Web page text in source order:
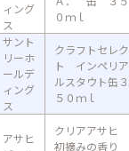
ィング
ス
０ｍｌ
サント
リーホ
ールデ
ィング
ス
クラフトセレク
ト インペリア
ルスタウト缶３
５０ｍｌ
アサヒ
クリアアサヒ
初摘みの香り